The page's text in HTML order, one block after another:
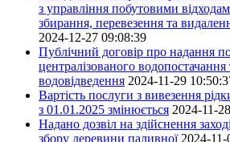
з управління побутовими
збирання, перевезення та
2024-12-27 09:08:39
Публічний договір про надання
централізованого водопостачання
водовідведення 2024-11-29
Вартість послуги з вивезення
з 01.01.2025 змінюється 2024-11-
Надано дозвіл на здійснення
збору деревини паливної2024-11-